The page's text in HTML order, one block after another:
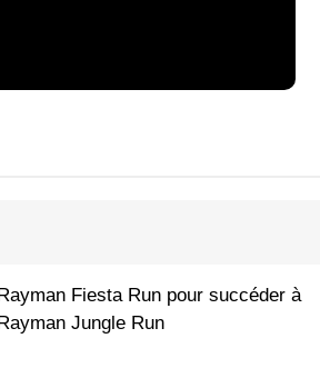
Fiesta Run pour succéder à
Jungle Run